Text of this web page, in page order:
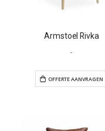
Armstoel Rivka
-